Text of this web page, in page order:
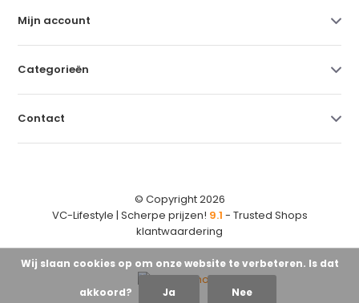
Mijn account
Categorieën
Contact
© Copyright 2026
VC-Lifestyle | Scherpe prijzen! 9.1 - Trusted Shops
klantwaardering
Wij slaan cookies op om onze website te verbeteren. Is dat
akkoord? Ja Nee